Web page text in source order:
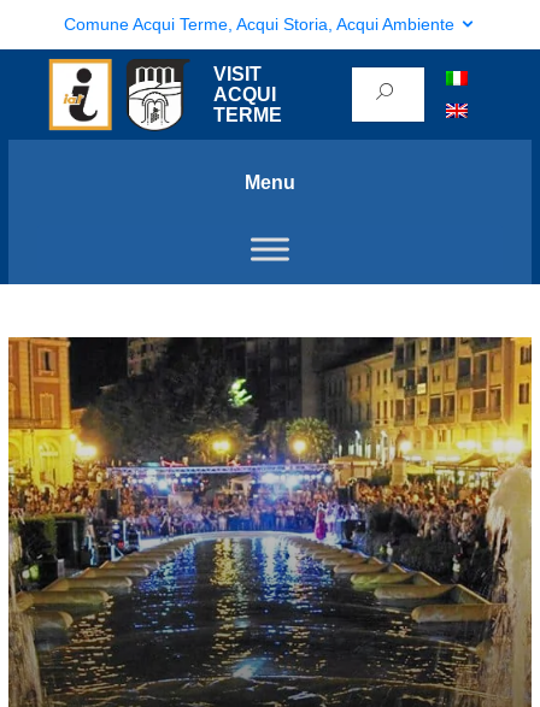
Comune Acqui Terme, Acqui Storia, Acqui Ambiente
VISIT
ACQUI
TERME
Menu